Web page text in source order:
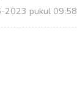
2023 pukul 09:58